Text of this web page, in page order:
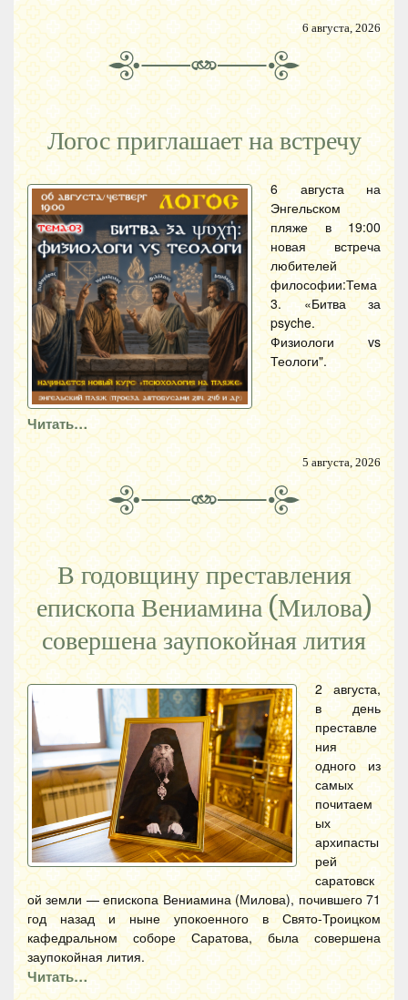
6 августа, 2026
Логос приглашает на встречу
6 августа на
Энгельском
пляже в 19:00
новая встреча
любителей
философии:Тема
3. «Битва за
psyche.
Физиологи vs
Теологи".
Читать…
5 августа, 2026
В годовщину преставления
епископа Вениамина (Милова)
совершена заупокойная лития
2 августа,
в день
преставле
ния
одного из
самых
почитаем
ых
архипасты
рей
саратовск
ой земли — епископа Вениамина (Милова), почившего 71
год назад и ныне упокоенного в Свято-Троицком
кафедральном соборе Саратова, была совершена
заупокойная лития.
Читать…